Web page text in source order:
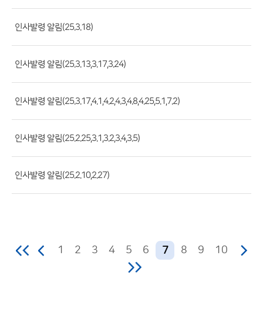
파
일,
회
수)
인사발령 알림(25.3.18)
인사발령 알림(25.3.13,3.17,3.24)
인사발령 알림(25.3.17,4.1,4.2,4.3,4.8,4.25,5.1,7.2)
인사발령 알림(25.2.25,3.1,3.2,3.4,3.5)
인사발령 알림(25.2.10,2.27)
1 2 3 4 5 6 7 8 9 10